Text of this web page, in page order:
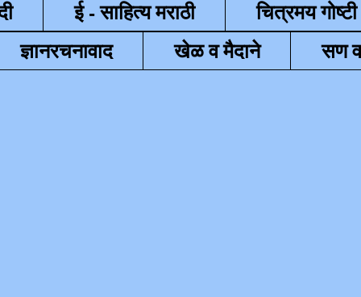
ई - साहित्य मराठी
चित्रमय गोष्टी
ज्ञानरचनावाद खेळ व मैदाने
सण